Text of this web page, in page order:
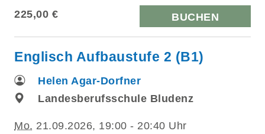
225,00 € BUCHEN
Englisch Aufbaustufe 2 (B1)
Helen Agar-Dorfner
Landesberufsschule Bludenz
Mo. 21.09.2026, 19:00 - 20:40 Uhr